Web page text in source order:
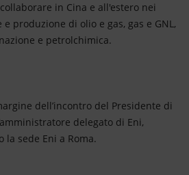
in Cina e all'estero nei
e produzione di olio e gas, gas e GNL,
e petrolchimica.
dell’incontro del Presidente di
delegato di Eni,
la sede Eni a Roma.